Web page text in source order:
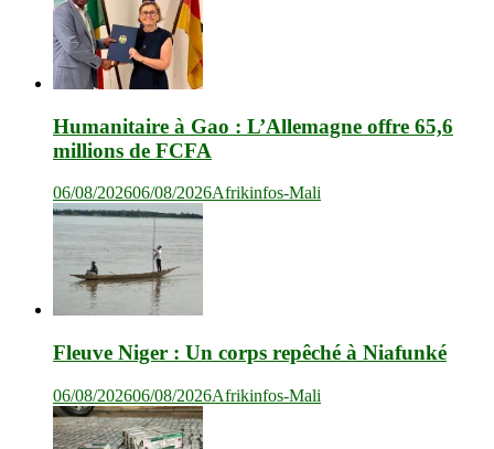
Humanitaire à Gao : L’Allemagne offre 65,6
millions de FCFA
06/08/202606/08/2026Afrikinfos-Mali
Fleuve Niger : Un corps repêché à Niafunké
06/08/202606/08/2026Afrikinfos-Mali